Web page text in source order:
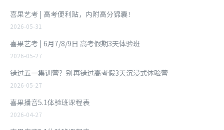
喜果艺考 | 高考便利贴，内附高分锦囊！
2026-05-31
喜果艺考 | 6月7/8/9日 高考假期3天体验班
2026-05-27
错过五一集训营？别再错过高考假3天沉浸式体验营
2026-05-27
喜果播音5.1体验班课程表
2026-04-27